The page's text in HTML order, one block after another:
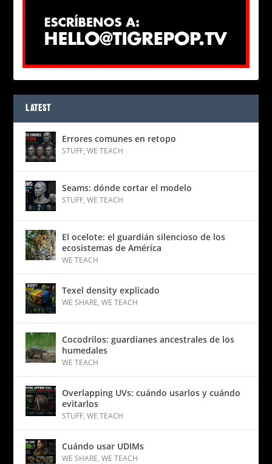
LATEST
Errores comunes en retopo
STUFF,WE TEACH
Seams: dónde cortar el modelo
STUFF,WE TEACH
El ocelote: el guardián silencioso de los
ecosistemas de América
WE TEACH
Texel density explicado
WE SHARE,WE TEACH
Cocodrilos: guardianes ancestrales de los
humedales
WE TEACH
Overlapping UVs: cuándo usarlos y cuándo
evitarlos
STUFF,WE TEACH
Cuándo usar UDIMs
WE SHARE,WE TEACH